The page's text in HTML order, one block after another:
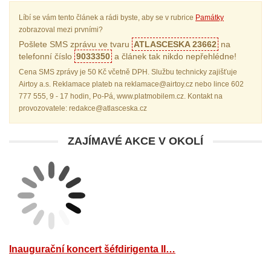
Líbí se vám tento článek a rádi byste, aby se v rubrice Památky
zobrazoval mezi prvními?
Pošlete SMS zprávu ve tvaru ATLASCESKA 23662 na
telefonní číslo 9033350 a článek tak nikdo nepřehlédne!
Cena SMS zprávy je 50 Kč včetně DPH. Službu technicky zajišťuje
Airtoy a.s. Reklamace plateb na reklamace@airtoy.cz nebo lince 602
777 555, 9 - 17 hodin, Po-Pá, www.platmobilem.cz. Kontakt na
provozovatele: redakce@atlasceska.cz
ZAJÍMAVÉ AKCE V OKOLÍ
Inaugurační koncert šéfdirigenta II…